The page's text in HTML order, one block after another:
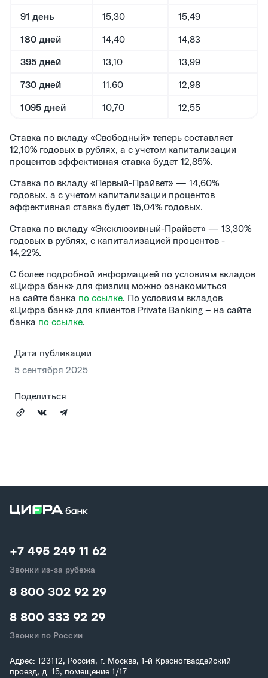
91 день
15,30
15,49
180 дней
14,40
14,83
395 дней
13,10
13,99
730 дней
11,60
12,98
1095 дней
10,70 12,55
Ставка по вкладу «Свободный» теперь составляет
12,10% годовых в рублях, а с учетом капитализации
процентов эффективная ставка будет 12,85%.
Ставка по вкладу «Первый-Прайвет» — 14,60%
годовых, а с учетом капитализации процентов
эффективная ставка будет 15,04% годовых.
Ставка по вкладу «Эксклюзивный-Прайвет» — 13,30%
годовых в рублях, с капитализацией процентов -
14,22%.
С более подробной информацией по условиям вкладов
«Цифра банк» для физлиц можно ознакомиться
на сайте банка по ссылке. По условиям вкладов
«Цифра банк» для клиентов Private Banking – на сайте
банка по ссылке.
Дата публикации
5 сентября 2025
Поделиться
+7 495 249 11 62
Звонки из-за рубежа
8 800 302 92 29
8 800 333 92 29
Звонки по России
Адрес: 123112, Россия, г. Москва, 1-й Красногвардейский
проезд, д. 15, помещение 1/17